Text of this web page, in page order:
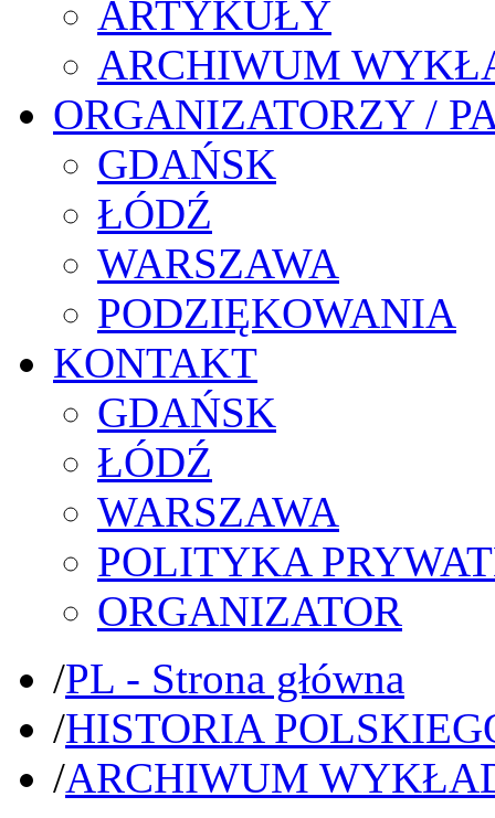
ARTYKUŁY
ARCHIWUM
ORGANIZATORZY /
GDAŃSK
ŁÓDŹ
WARSZAWA
PODZIĘKOWANIA
KONTAKT
GDAŃSK
ŁÓDŹ
WARSZAWA
POLITYKA
ORGANIZATOR
/PL - Strona główna
/HISTORIA
/ARCHIWUM